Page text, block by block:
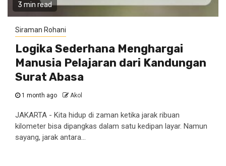
3 min read
Siraman Rohani
Logika Sederhana Menghargai
Manusia Pelajaran dari Kandungan
Surat Abasa
1 month ago Akol
JAKARTA - Kita hidup di zaman ketika jarak ribuan
kilometer bisa dipangkas dalam satu kedipan layar. Namun
sayang, jarak antara...